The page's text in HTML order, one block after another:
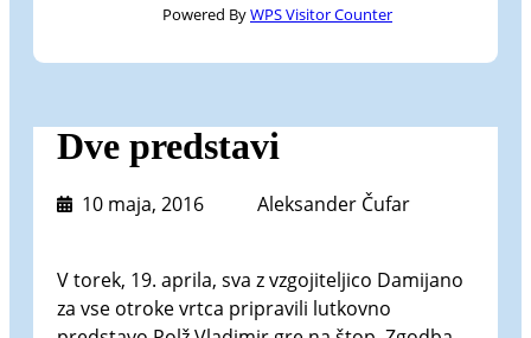
Powered ByWPS Visitor Counter
Dve predstavi
10 maja, 2016 Aleksander Čufar
V torek, 19. aprila, sva z vzgojiteljico Damijano
za vse otroke vrtca pripravili lutkovno